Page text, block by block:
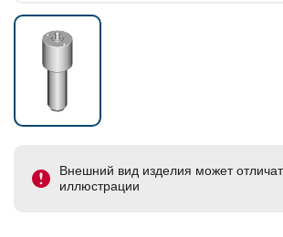
Внешний вид изделия может
иллюстрации